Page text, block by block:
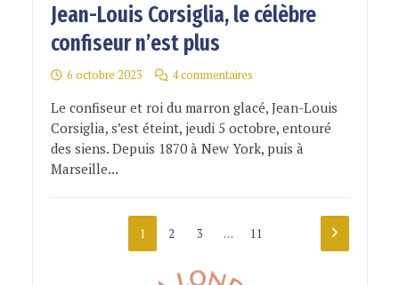
Jean-Louis Corsiglia, le célèbre
confiseur n’est plus
6 octobre 2023 4 commentaires
Le confiseur et roi du marron glacé, Jean-Louis
Corsiglia, s’est éteint, jeudi 5 octobre, entouré
des siens. Depuis 1870 à New York, puis à
Marseille...
1 2 3 … 11